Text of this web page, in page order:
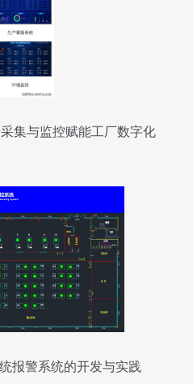
集与监控赋能工厂数字化
报警系统的开发与实践